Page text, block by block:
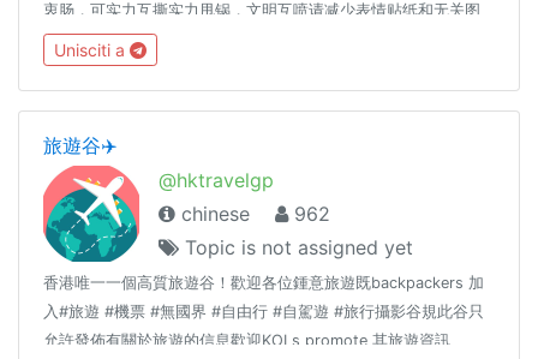
衷肠，可实力互撕实力甩锅，文明互喷请减少表情贴纸和无关图
片、言论的发送，过多此类消息将随时不加通知地删除，请您谅
解。长段代码请使用 pastebin 展示🔗t.me/DevOpsSiBiK8S中文
专场：🔗t.me/Kubernetes_CN
Unisciti a
旅遊谷✈️
@hktravelgp
chinese
962
Topic is not assigned yet
香港唯一一個高質旅遊谷！歡迎各位鍾意旅遊既backpackers 加
入#旅遊 #機票 #無國界 #自由行 #自駕遊 #旅行攝影谷規此谷只
允許發佈有關於旅遊的信息歡迎KOLs promote 其旅遊資訊